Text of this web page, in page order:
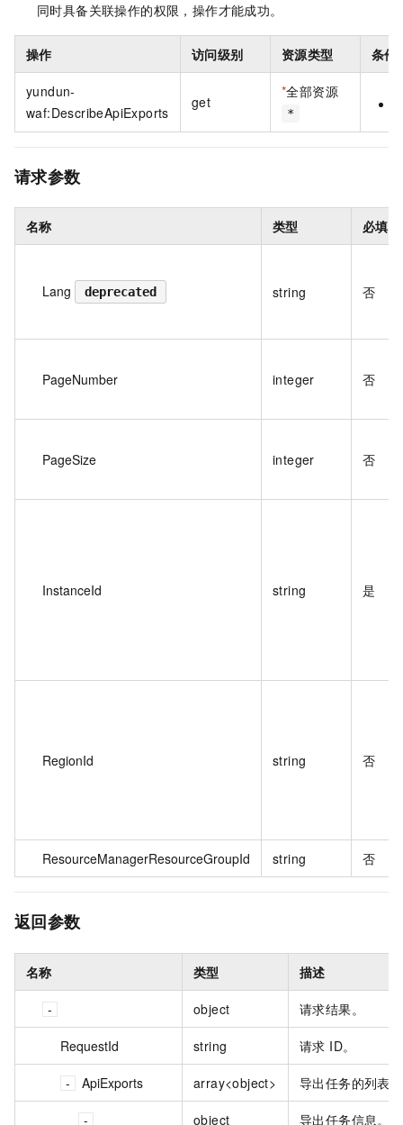
同时具备关联操作的权限，操作才能成功。
操作 访问级别 资源类型 条件
yundun-
waf:DescribeApiExports
get
*全部资源
*
请求参数
名称 类型 必填
Lang deprecated string 否
PageNumber integer 否
PageSize integer 否
InstanceId string 是
RegionId string 否
ResourceManagerResourceGroupId string 否
返回参数
名称 类型 描述
object 请求结果。
RequestId string 请求 ID。
ApiExports array<object> 导出任务的列表。
object 导出任务信息。